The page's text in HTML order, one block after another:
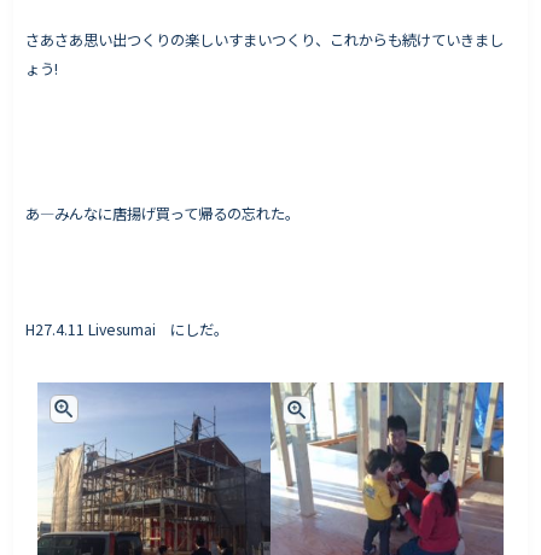
さあさあ思い出つくりの楽しいすまいつくり、これからも続けていきまし
ょう!
あ―みんなに唐揚げ買って帰るの忘れた。
H27.4.11 Livesumai にしだ。